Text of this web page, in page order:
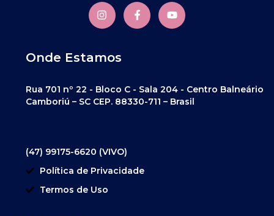
Onde Estamos
Rua 701 nº 22 - Bloco C - Sala 204 - Centro Balneário
Camboriú – SC CEP. 88330-711 – Brasil
(47) 99175-6620 (VIVO)
Política de Privacidade
Termos de Uso